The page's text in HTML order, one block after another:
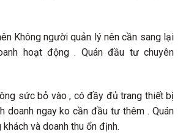
Không người quản lý nên cần sang lại
hoạt động . Quán đầu tư chuyên
sức bỏ vào , có đầy đủ trang thiết bị
doanh ngay ko cần đầu tư thêm . Quán
và doanh thu ổn định.